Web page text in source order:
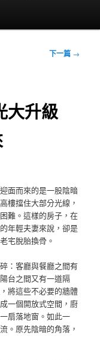
下一篇 →
大升級
面而來的是一股陰暗
樓擋住大部分光線，
難。這樣的房子，在
年輕夫妻來說，卻是
宅脫胎換骨。
：客廳與餐廳之間有
台之間又有一道隔
將這些不必要的牆體
一個開放式空間，廚
扇落地窗。如此一
。原先陰暗的角落，